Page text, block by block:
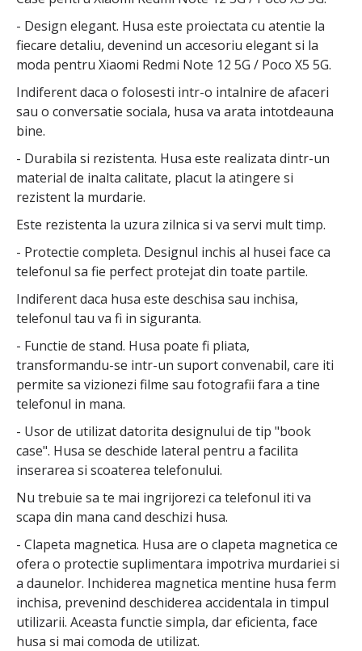
- Design elegant. Husa este proiectata cu atentie la
fiecare detaliu, devenind un accesoriu elegant si la
moda pentru Xiaomi Redmi Note 12 5G / Poco X5 5G.
Indiferent daca o folosesti intr-o intalnire de afaceri
sau o conversatie sociala, husa va arata intotdeauna
bine.
- Durabila si rezistenta. Husa este realizata dintr-un
material de inalta calitate, placut la atingere si
rezistent la murdarie.
Este rezistenta la uzura zilnica si va servi mult timp.
- Protectie completa. Designul inchis al husei face ca
telefonul sa fie perfect protejat din toate partile.
Indiferent daca husa este deschisa sau inchisa,
telefonul tau va fi in siguranta.
- Functie de stand. Husa poate fi pliata,
transformandu-se intr-un suport convenabil, care iti
permite sa vizionezi filme sau fotografii fara a tine
telefonul in mana.
- Usor de utilizat datorita designului de tip "book
case". Husa se deschide lateral pentru a facilita
inserarea si scoaterea telefonului.
Nu trebuie sa te mai ingrijorezi ca telefonul iti va
scapa din mana cand deschizi husa.
- Clapeta magnetica. Husa are o clapeta magnetica ce
ofera o protectie suplimentara impotriva murdariei si
a daunelor. Inchiderea magnetica mentine husa ferm
inchisa, prevenind deschiderea accidentala in timpul
utilizarii. Aceasta functie simpla, dar eficienta, face
husa si mai comoda de utilizat.